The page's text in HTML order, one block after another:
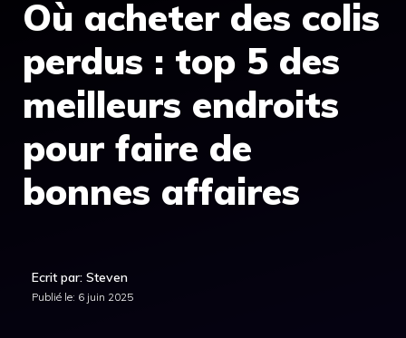
Où acheter des colis
perdus : top 5 des
meilleurs endroits
pour faire de
bonnes affaires
Ecrit par: Steven
Publié le: 6 juin 2025